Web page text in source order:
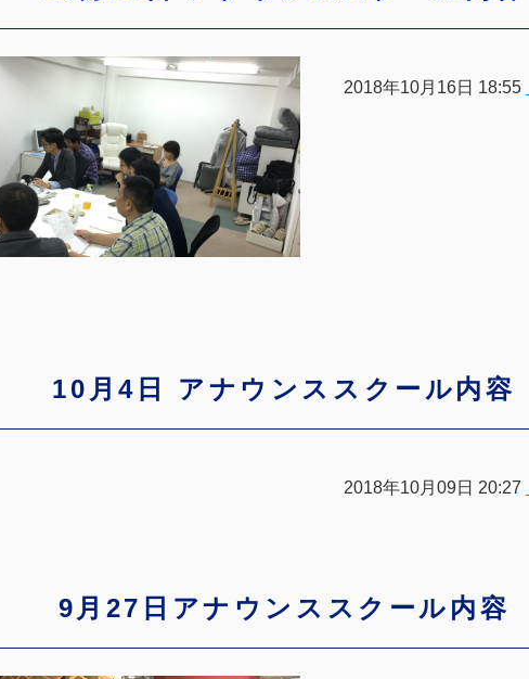
2018年10月16日 18:55
10月4日 アナウンススクール内容
2018年10月09日 20:27
9月27日アナウンススクール内容